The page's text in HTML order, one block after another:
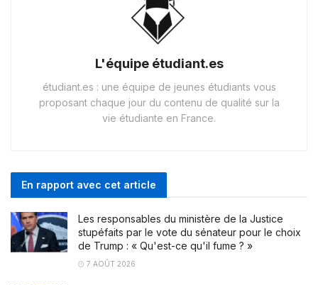
L'équipe étudiant.es
étudiant.es : une équipe de jeunes étudiants vous
proposant chaque jour du contenu de qualité sur la
vie étudiante en France.
En rapport avec cet article
Les responsables du ministère de la Justice
stupéfaits par le vote du sénateur pour le choix
de Trump : « Qu'est-ce qu'il fume ? »
7 AOÛT 2026